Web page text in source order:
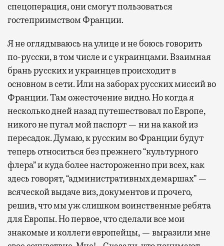
спецоперация, они смогут пользоваться
гостеприимством Франции.
Я не оглядываюсь на улице и не боюсь говорить
по-русски, в том числе и с украинцами. Взаимная
брань русских и украинцев происходит в
основном в сети. Или на заборах русских миссий во
Франции. Там ожесточение видно. Но когда я
несколько дней назад путешествовал по Европе,
никого не пугал мой паспорт — ни на какой из
пересадок. Думаю, к русским во Франции будут
теперь относиться без прежнего “культурного
флера” и куда более настороженно при всех, как
здесь говорят, “административных демаршах” —
всяческой выдаче виз, документов и прочего,
решив, что мы уж слишком воинственные ребята
для Европы. Но первое, что сделали все мои
знакомые и коллеги европейцы, — выразили мне